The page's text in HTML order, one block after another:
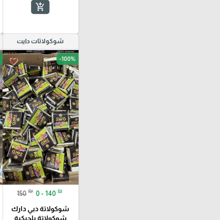
add_shopping_cart
شوكولاتات دايت
favorite_border -100%
150 ₪ 0 - 140 ₪
شوكولاتة دبي دارك
شوكولاتة بلجيكية